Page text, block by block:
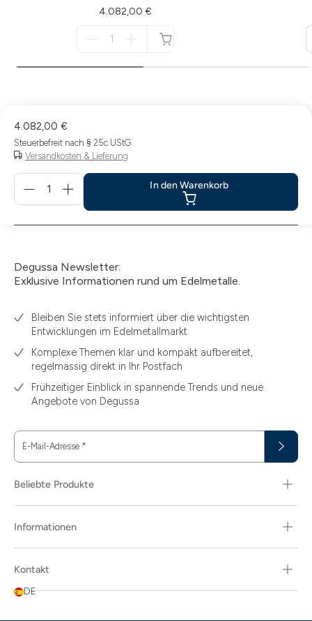
4.082,00 €
verfügbar
4.082,00 €
Steuerbefreit nach § 25c UStG
Versandkosten & Lieferung
In
Warenkorb
In den Warenkorb
Degussa Newsletter:
Exklusive Informationen rund um Edelmetalle.
Bleiben Sie stets informiert über die wichtigsten
Entwicklungen im Edelmetallmarkt
Komplexe Themen klar und kompakt aufbereitet,
regelmässig direkt in Ihr Postfach
Frühzeitiger Einblick in spannende Trends und neue
Angebote von Degussa
E-Mail-Adresse *
Beliebte Produkte
Informationen
Kontakt
DE